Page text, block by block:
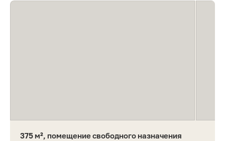
375 м², помещение свободного назначения